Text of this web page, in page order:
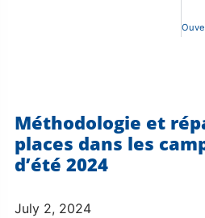
Méthodologie et
places dans les
d’été 2024
July 2, 2024